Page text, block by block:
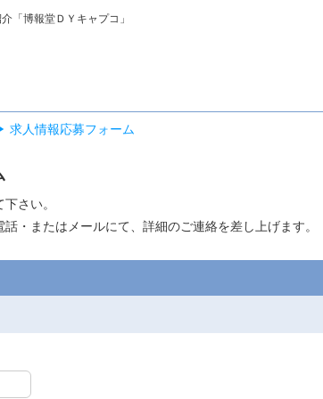
「博報堂ＤＹキャプコ」
求人情報応募フォーム
さい。
・またはメールにて、詳細のご連絡を差し上げます。